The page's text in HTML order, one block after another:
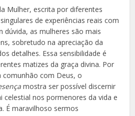
Mulher, escrita por diferentes
de experiências reais com
dúvida, as mulheres são mais
sobretudo na apreciação da
detalhes. Essa sensibilidade é
matizes da graça divina. Por
comunhão com Deus, o
mostra ser possível discernir
celestial nos pormenores da vida e
É maravilhoso sermos